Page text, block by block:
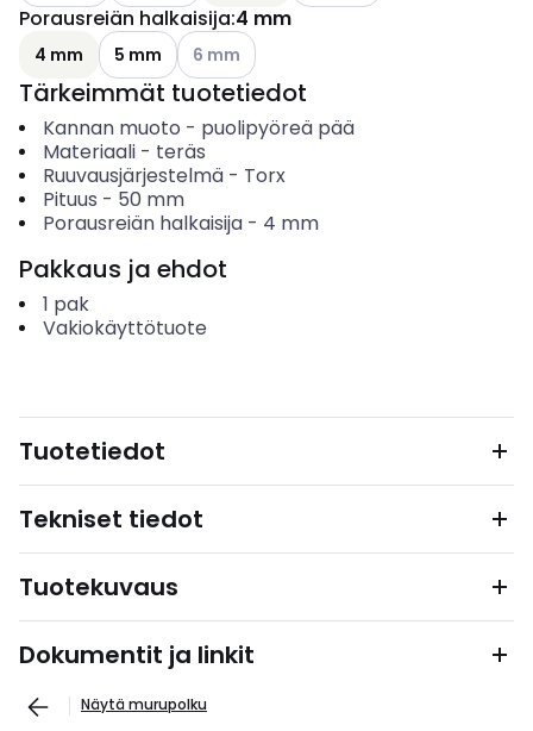
Porausreiän halkaisija:4 mm
4 mm 5 mm Katso käytettävissä olevat vaihtoehdot
6 mm
Tärkeimmät tuotetiedot
Kannan muoto - puolipyöreä pää
Materiaali- teräs
Ruuvausjärjestelmä- Torx
Pituus - 50 mm
Porausreiän halkaisija- 4 mm
Pakkaus ja ehdot
1 pak
Vakiokäyttötuote
Tuotetiedot
Tekniset tiedot
Tuotekuvaus
Dokumentit ja linkit
Näytä murupolku